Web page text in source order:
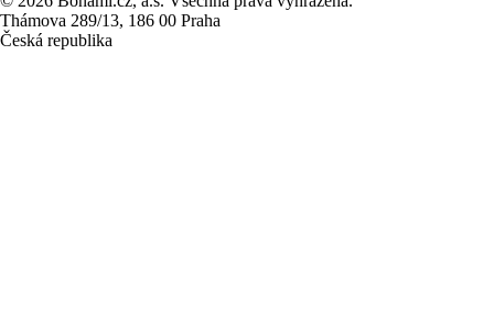
Thámova 289/13, 186 00 Praha
Česká republika